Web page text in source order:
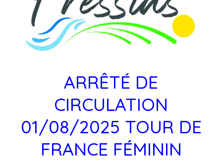
ARRÊTÉ DE
CIRCULATION
01/08/2025 TOUR DE
FRANCE FÉMININ